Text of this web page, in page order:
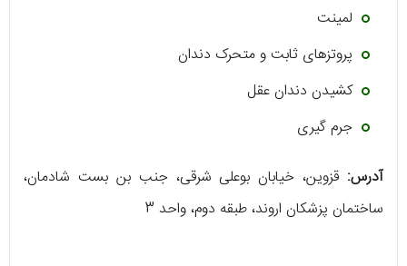
لمینت
پروتزهای ثابت و متحرک دندان
کشیدن دندان عقل
جرم گیری
آدرس: قزوین، خیابان بوعلی شرقی، جنب بن بست شادمان،
ساختمان پزشکان اروند، طبقه دوم، واحد 3